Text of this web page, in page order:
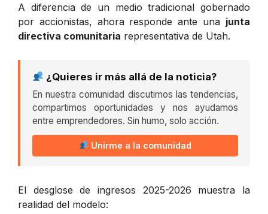
A diferencia de un medio tradicional gobernado
por accionistas, ahora responde ante una junta
directiva comunitaria representativa de Utah.
¿Quieres ir más allá de la noticia?
En nuestra comunidad discutimos las tendencias,
compartimos oportunidades y nos ayudamos
entre emprendedores. Sin humo, solo acción.
Unirme a la comunidad
El desglose de ingresos 2025-2026 muestra la
realidad del modelo: